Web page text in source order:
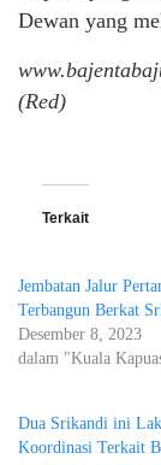
Dewan yang
(Red)
Terkait
Jembatan Jalur
Terbangun Berkat
Desember 8, 2023
dalam "Kuala
Dua Srikandi ini
Koordinasi Terkait